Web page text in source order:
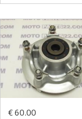
€ 60.00